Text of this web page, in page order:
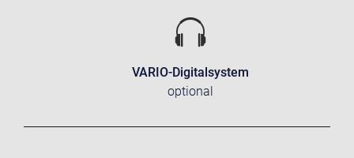
VARIO-Digitalsystem
optional